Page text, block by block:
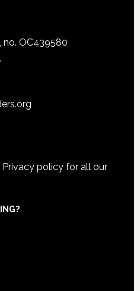
no. OC439580
Privacy policyfor all our